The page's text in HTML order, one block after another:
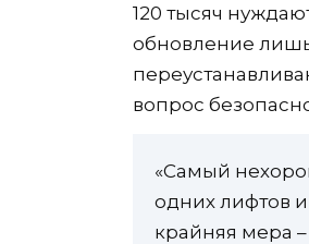
120 тысяч
обновление лишь
вопрос
«Самый
одних лифтов
крайняя мера